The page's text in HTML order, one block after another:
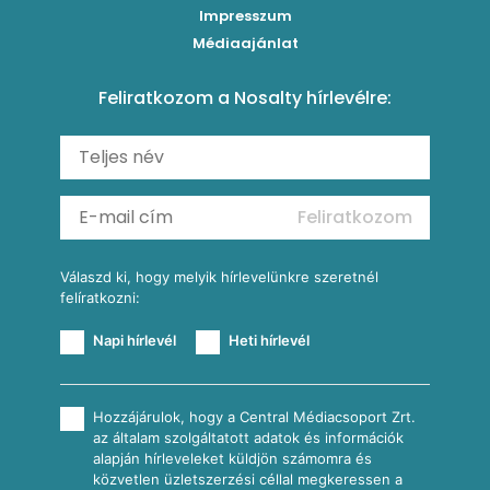
Carbonara
Shakshuka
Ratatouille
Mexikói húsleves kukorica salsával
Almás-kéksajtos kukoricasaláta
Köretek
Reggeli receptek
Impresszum
Médiaajánlat
Feliratkozom a Nosalty hírlevélre:
Feliratkozom
Válaszd ki, hogy melyik hírlevelünkre szeretnél
felíratkozni:
Napi hírlevél Heti hírlevél
Hozzájárulok, hogy a Central Médiacsoport Zrt.
az általam szolgáltatott adatok és információk
alapján hírleveleket küldjön számomra és
közvetlen üzletszerzési céllal megkeressen a